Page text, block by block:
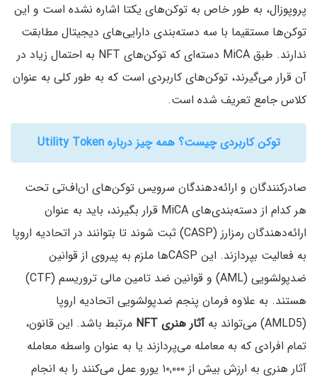
پروپوزال، به طور خاص به توکن‌های یکتا اشاره نشده است و این
توکن‌ها مستقیما با سه دسته‌بندی دارایی‌های دیجیتال مطابقت
ندارند. طبق MiCA دسته‌ای که توکن‌های NFT به احتمال زیاد در
آن قرار می‌گیرند، توکن‌های کاربردی است که به طور کلی به عنوان
کلاس جامع تعریف شده است.
توکن کاربردی چیست؟ همه چیز درباره Utility Token
صادرکنندگان و ارائه‌دهندگان سرویس توکن‌های ان‌اف‌تی تحت
هر کدام از دسته‌بندی‌های MiCA قرار بگیرند، باید به عنوان
ارائه‌دهندگان رمزارز (CASP) ثبت شوند تا بتوانند در اتحادیه اروپا
به فعالیت بپردازند. این CASPها ملزم به پیروی از قوانین
ضدپولشویی (AML) و قوانین ضد تامین مالی تروریسم (CTF)
هستند. به علاوه فرمان پنجم ضدپولشویی اتحادیه اروپا
(AMLD5) می‌تواند به
آثار هنری NFT
مرتبط باشد. این قانون،
تمام افرادی که به معامله می‌پردازند یا به عنوان واسطه معامله
آثار هنری به ارزش بیش از ۱۰,۰۰۰ یورو عمل می‌کنند را به انجام